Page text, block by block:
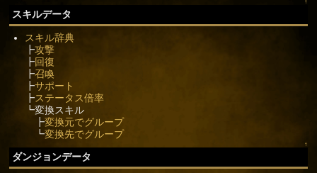
スキルデータ
スキル辞典
┣攻撃
┣回復
┣召喚
┣サポート
┣ステータス倍率
┗変換スキル
┣変換元でグループ
┗変換先でグループ
↑
ダンジョンデータ